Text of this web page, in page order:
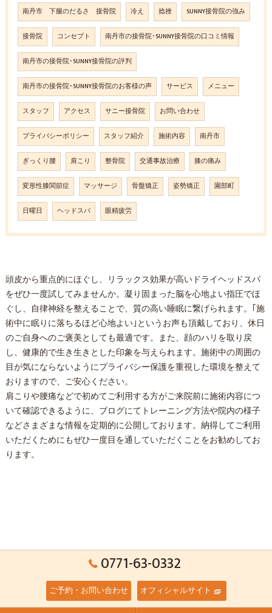
南丹市 下腿のだるさ 接骨院 冷え 捻挫 SUNNY接骨院の強み
接骨院 コンセプト 南丹市の接骨院･SUNNY接骨院の口コミ情報
南丹市の接骨院･SUNNY接骨院の評判
南丹市の接骨院･SUNNY接骨院のお客様の声 サービス メニュー
スタッフ アクセス サニー接骨院 お問い合わせ
プライバシーポリシー スタッフ紹介 施術内容 南丹市
ぎっくり腰 肩こり 整骨院 交通事故治療 膝の痛み
変形性膝関節症 マッサージ 骨盤矯正 姿勢矯正 園部町
日曜日 ヘッドスパ 眼精疲労
頭皮から重点的にほぐし、リラックス効果が高いドライヘッドスパ
をぜひ一度試してみませんか。凝り固まった脳を心地よい指圧でほ
ぐし、自律神経を整えることで、質の高い睡眠に繋げられます。｢施
術中に眠りに落ちるほど心地よい｣というお声も頂戴しており、休日
のご自身へのご褒美としても最適です。また、顔のハリを取り戻
し、健康的で生き生きとした印象を与えられます。施術中の周囲の
目が気にならないようにプライバシー保護を重視した環境を整えて
おりますので、ご安心ください。
肩こりや腰痛などで初めてご利用する方がご来院前に施術内容につ
いて確認できるように、ブログにてトレーニング方法や院内の様子
などさまざまな情報を定期的に公開しております。納得してご利用
いただくためにもぜひ一度目を通していただくことをお勧めしてお
ります。
0771-63-0332
ご予約・お問い合わせ オフィシャルサイト